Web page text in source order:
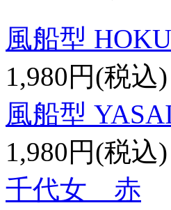
風船型
1,980円(税込)
風船型
1,980円(税込)
千代女 赤